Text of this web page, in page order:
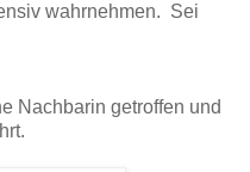
wahrnehmen. Sei
Nachbarin getroffen und